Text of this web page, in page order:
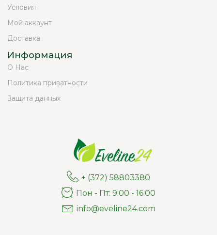
Условия
Мой аккаунт
Доставка
Информация
О Нас
Политика приватности
Защита данных
+ (372) 58803380
Пон - Пт: 9:00 - 16:00
info@eveline24.com